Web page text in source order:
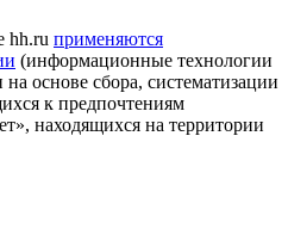
hh.ru применяются
(информационные технологии
основе сбора, систематизации
к предпочтениям
находящихся на территории